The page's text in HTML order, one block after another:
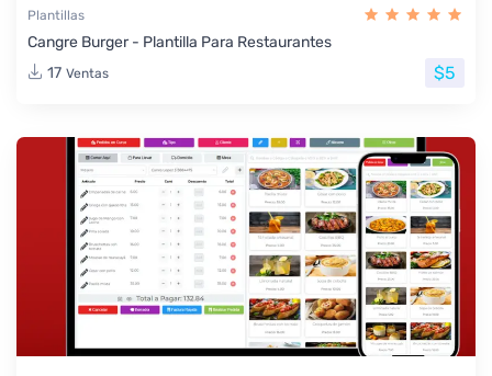
Plantillas
Cangre Burger - Plantilla Para Restaurantes
17 Ventas $5